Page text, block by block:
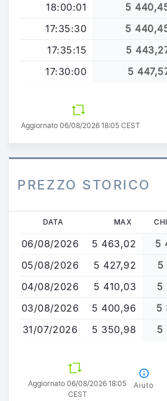
18:00:01
5
17:35:30
5
17:35:15
5
17:30:00
5
Aggiornato 06/08/2026 18:05 CEST
PREZZO STORICO
contenuto
principale
DATA MAX
06/08/2026 5 463,02 5
05/08/2026
5 427,92 5
04/08/2026
5 410,03 5
03/08/2026
5 400,96 5
31/07/2026
5 350,98 5
Aggiornato 06/08/2026 18:05
CEST
Aiuto